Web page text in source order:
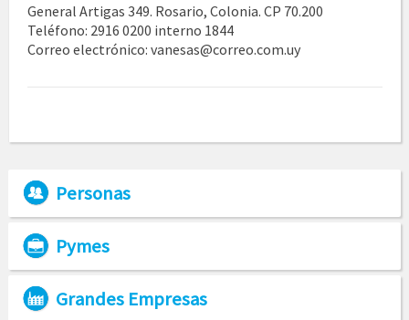
General Artigas 349. Rosario, Colonia. CP 70.200
Teléfono: 2916 0200 interno 1844
Correo electrónico: vanesas@correo.com.uy
Personas
Pymes
Grandes Empresas